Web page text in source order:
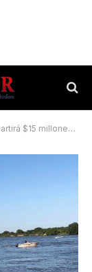
millones en premios